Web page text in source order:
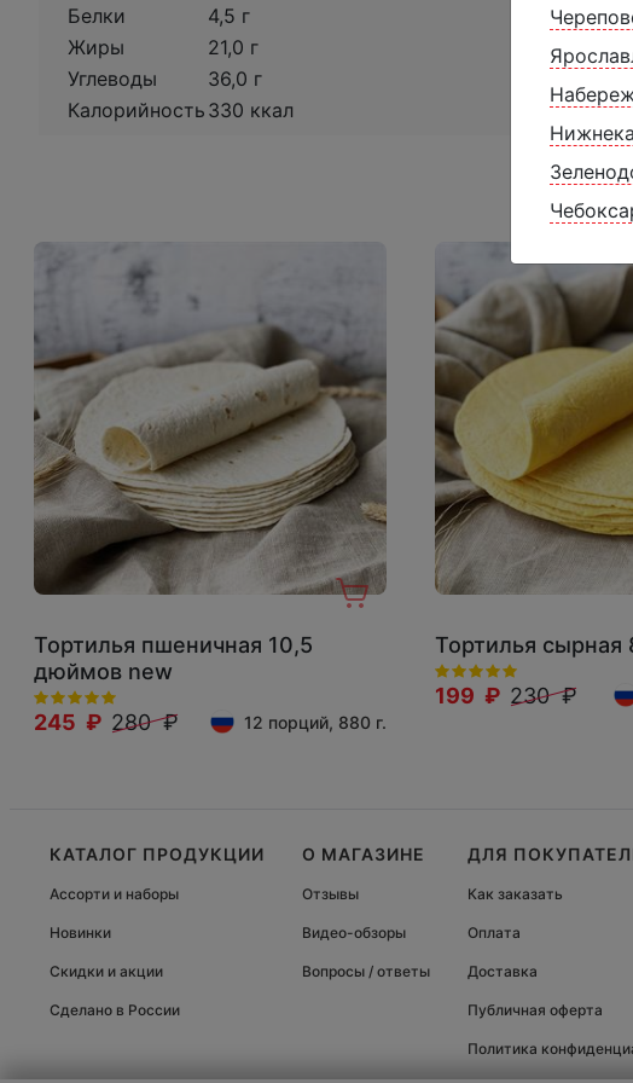
Белки
4,5 г
Жиры
21,0 г
Углеводы
36,0 г
Калорийность 330 ккал
Тортилья пшеничная 10,5
дюймов new
245 ₽ 280 ₽ 12 порций, 880 г.
Тортилья
199 ₽ 230 ₽
КАТАЛОГ ПРОДУКЦИИ
Ассорти и наборы
Новинки
Скидки и акции
Сделано в России
О МАГАЗИНЕ
Отзывы
Видео-обзоры
Вопросы / ответы
ДЛЯ
Как заказать
Оплата
Доставка
Публичная оферта
Политика